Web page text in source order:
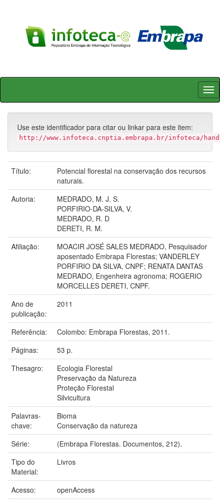
Skip
Use este identificador para citar ou linkar para este item:
http://www.infoteca.cnptia.embrapa.br/infoteca/
Título:
Potencial florestal na conservação dos recursos
naturais.
Autoria:
MEDRADO, M. J. S.
PORFIRIO-DA-SILVA, V.
MEDRADO, R. D
DERETI, R. M.
Afiliação:
MOACIR JOSÉ SALES MEDRADO, Pesquisador
aposentado Embrapa Florestas; VANDERLEY
PORFIRIO DA SILVA, CNPF; RENATA DANTAS
MEDRADO, Engenheira agronoma; ROGERIO
MORCELLES DERETI, CNPF.
Ano de
publicação:
2011
Referência:
Colombo: Embrapa Florestas, 2011.
Páginas:
53 p.
Thesagro:
Ecologia Florestal
Preservação da Natureza
Proteção Florestal
Silvicultura
Palavras-
chave:
Bioma
Conservação da natureza
Série:
(Embrapa Florestas. Documentos, 212).
Tipo do
Material:
Livros
Acesso:
openAccess